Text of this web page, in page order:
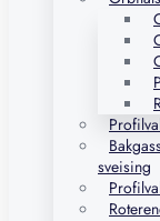
sveising